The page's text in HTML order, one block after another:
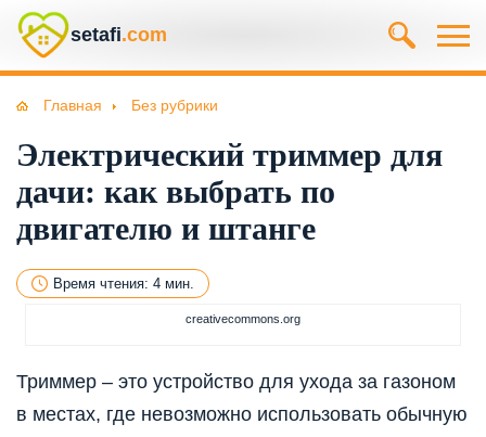
setafi.com
Главная Без рубрики
Электрический триммер для
дачи: как выбрать по
двигателю и штанге
Время чтения: 4 мин.
creativecommons.org
Триммер – это устройство для ухода за газоном
в местах, где невозможно использовать обычную